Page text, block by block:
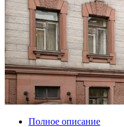
Полное описание